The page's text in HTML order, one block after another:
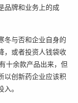
品牌和业务上的成
冬与否和企业自身的
，或者投资人钱袋收
十余款产品出来，但
以创新药企业应该积
。